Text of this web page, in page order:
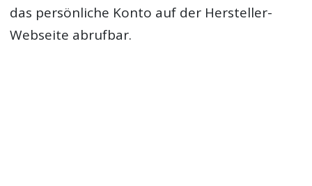
das persönliche Konto auf der Hersteller-
Webseite abrufbar.